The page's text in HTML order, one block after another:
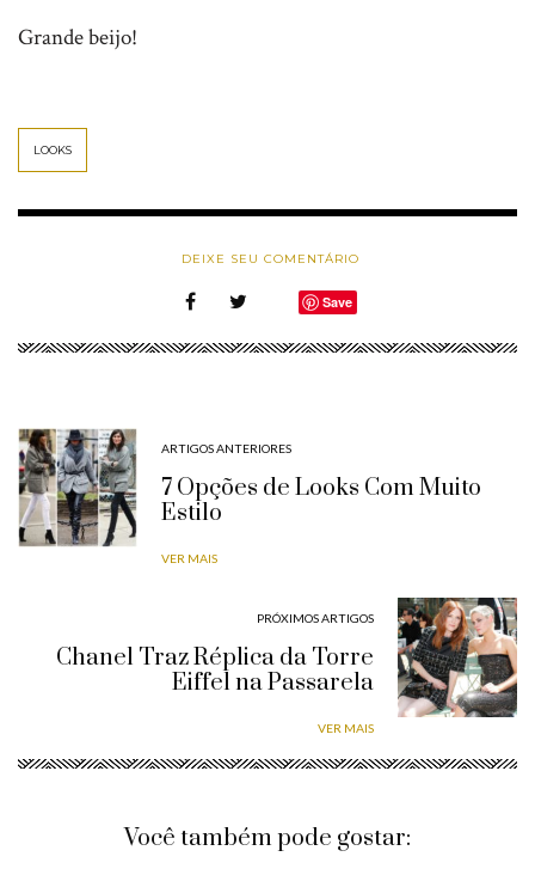
Grande beijo!
LOOKS
DEIXE SEU COMENTÁRIO
Save
ARTIGOS ANTERIORES
7 Opções de Looks Com Muito
Estilo
VER MAIS
PRÓXIMOS ARTIGOS
Chanel Traz Réplica da Torre
Eiffel na Passarela
VER MAIS
Você também pode gostar: